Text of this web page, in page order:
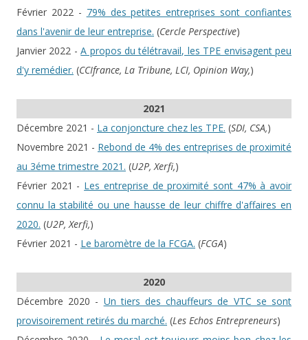
Février 2022 - 79% des petites entreprises sont confiantes
dans l'avenir de leur entreprise. (Cercle Perspective)
Janvier 2022 -A propos du télétravail, les TPE envisagent peu
d'y remédier. (CCIfrance, La Tribune, LCI, Opinion Way,)
2021
Décembre 2021 - La conjoncture chez les TPE. (SDI, CSA,)
Novembre 2021 - Rebond de 4% des entreprises de proximité
au 3éme trimestre 2021. (U2P, Xerfi,)
Février 2021 - Les entreprise de proximité sont 47% à avoir
connu la stabilité ou une hausse de leur chiffre d'affaires en
2020. (U2P, Xerfi,)
Février 2021 - Le baromètre de la FCGA. (FCGA)
2020
Décembre 2020 - Un tiers des chauffeurs de VTC se sont
provisoirement retirés du marché. (Les Echos Entrepreneurs)